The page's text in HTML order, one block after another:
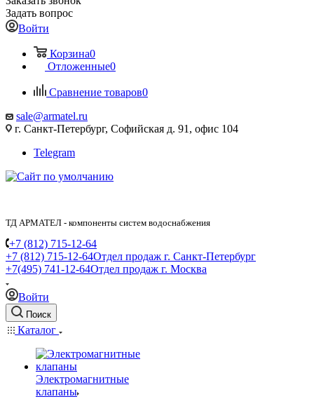
Задать вопрос
Войти
Корзина0
Отложенные0
Сравнение товаров0
sale@armatel.ru
г. Санкт-Петербург, Софийская д. 91, офис 104
Telegram
ТД АРМАТЕЛ - компоненты систем водоснабжения
+7 (812) 715-12-64
+7 (812) 715-12-64Отдел продаж г. Санкт-Петербург
+7(495) 741-12-64Отдел продаж г. Москва
Войти
Поиск
Каталог
Электромагнитные
клапаны